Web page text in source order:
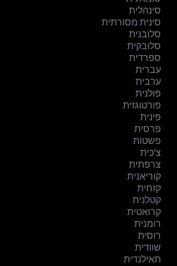
סינהלית
סינית מסורתית
סלובנית
סלובקית
ספרדית
עברית
ערבית
פולנית
פורטוגזית
פינית
פרסית
פשטות
צ'כית
צרפתית
קוריאנית
קזחית
קטלנית
קרואטית
רומנית
רוסית
שוודית
תאילנדית